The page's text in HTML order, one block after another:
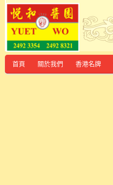
首頁 關於我們 香港名牌